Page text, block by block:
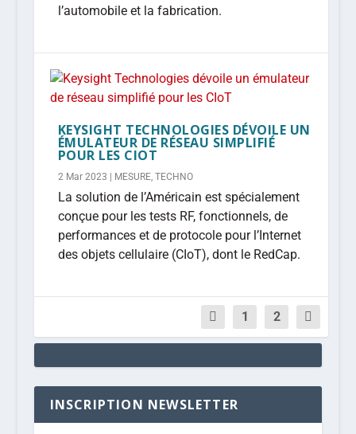
l’automobile et la fabrication.
KEYSIGHT TECHNOLOGIES DÉVOILE UN
ÉMULATEUR DE RÉSEAU SIMPLIFIÉ
POUR LES CIOT
2 Mar 2023 MESURE, TECHNO
La solution de l’Américain est spécialement
conçue pour les tests RF, fonctionnels, de
performances et de protocole pour l’Internet
des objets cellulaire (CIoT), dont le RedCap.
1 2
INSCRIPTION NEWSLETTER